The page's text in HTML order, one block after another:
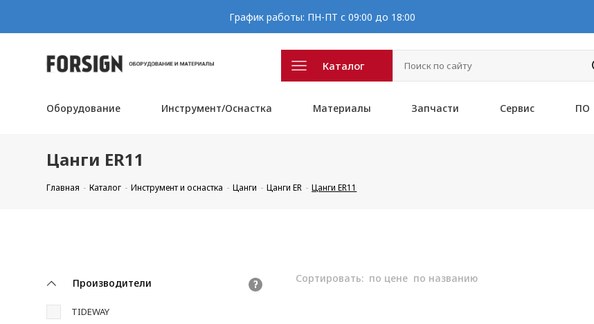
График работы: ПН-ПТ с 09:00 до 18:00
Каталог
Оборудование Инструмент/Оснастка Материалы Запчасти Сервис ПО
Цанги ER11
Главная Каталог Инструмент и оснастка Цанги Цанги ER Цанги ER11
Производители ?
TIDEWAY
Сортировать: по цене по названию